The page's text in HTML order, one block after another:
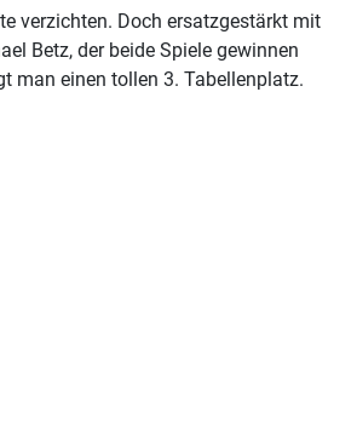
verzichten. Doch ersatzgestärkt mit
Betz, der beide Spiele gewinnen
man einen tollen 3. Tabellenplatz.